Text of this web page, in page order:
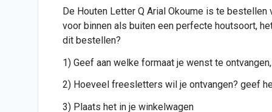
De Houten Letter Q Arial Okoume is te
voor binnen als buiten een perfecte houtsoort,
dit bestellen?
1) Geef aan welke formaat je wenst te
2) Hoeveel freesletters wil je ontvangen? geef
3) Plaats het in je winkelwagen